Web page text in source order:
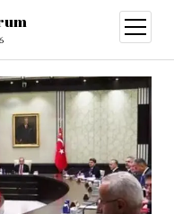
aç